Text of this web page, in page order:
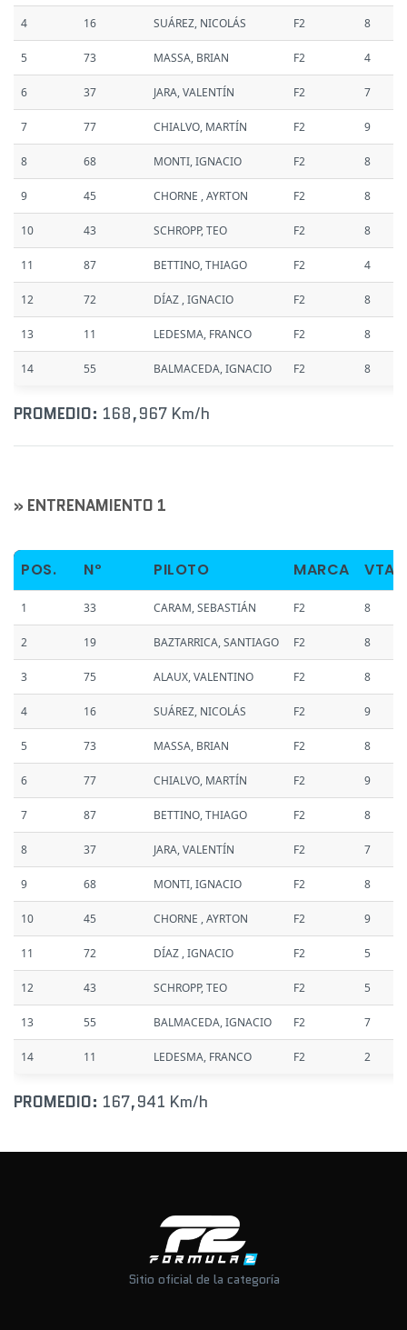
4 16 SUÁREZ, NICOLÁS F2 8
5 73 MASSA, BRIAN F2 4
6 37 JARA, VALENTÍN F2 7
7 77 CHIALVO, MARTÍN F2 9
8 68 MONTI, IGNACIO F2 8
9 45 CHORNE , AYRTON F2 8
10 43 SCHROPP, TEO F2 8
11 87 BETTINO, THIAGO F2 4
12 72 DÍAZ , IGNACIO F2 8
13 11 LEDESMA, FRANCO F2 8
14 55 BALMACEDA, IGNACIO F2 8
PROMEDIO: 168,967 Km/h
» ENTRENAMIENTO 1
POS. Nº PILOTO MARCA VTAS
1 33 CARAM, SEBASTIÁN F2 8
2 19 BAZTARRICA, SANTIAGO F2 8
3 75 ALAUX, VALENTINO F2 8
4 16 SUÁREZ, NICOLÁS F2 9
5 73 MASSA, BRIAN F2 8
6 77 CHIALVO, MARTÍN F2 9
7 87 BETTINO, THIAGO F2 8
8 37 JARA, VALENTÍN F2 7
9 68 MONTI, IGNACIO F2 8
10 45 CHORNE , AYRTON F2 9
11 72 DÍAZ , IGNACIO F2 5
12 43 SCHROPP, TEO F2 5
13 55 BALMACEDA, IGNACIO F2 7
14 11 LEDESMA, FRANCO F2 2
PROMEDIO: 167,941 Km/h
Sitio oficial de la categoría